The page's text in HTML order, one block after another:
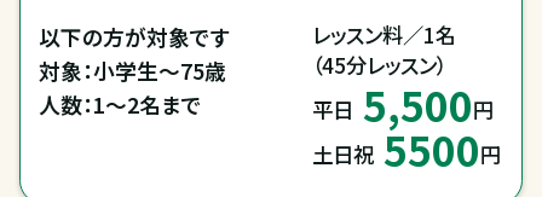
以下の方が対象です
対象：小学生～75歳
人数：1～2名まで
レッスン料／1名
（45分レッスン）
平日 5,500円
土日祝 5500円